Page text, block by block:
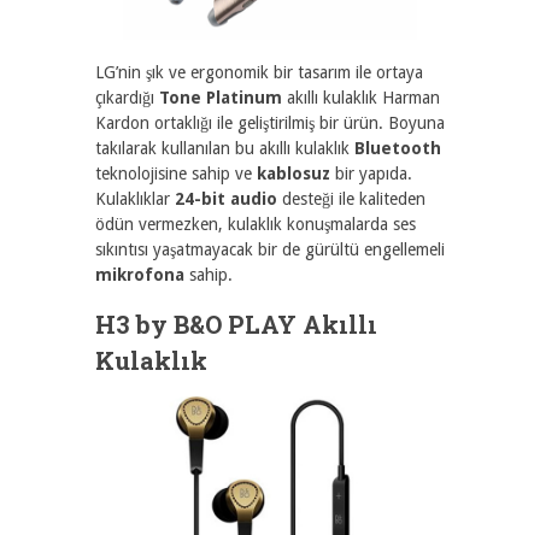
LG’nin şık ve ergonomik bir tasarım ile ortaya
çıkardığı Tone Platinum akıllı kulaklık Harman
Kardon ortaklığı ile geliştirilmiş bir ürün. Boyuna
takılarak kullanılan bu akıllı kulaklık Bluetooth
teknolojisine sahip ve kablosuz bir yapıda.
Kulaklıklar 24-bit audio desteği ile kaliteden
ödün vermezken, kulaklık konuşmalarda ses
sıkıntısı yaşatmayacak bir de gürültü engellemeli
mikrofona sahip.
H3 by B&O PLAY Akıllı
Kulaklık